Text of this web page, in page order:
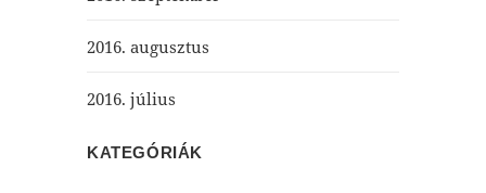
2016. augusztus
2016. július
KATEGÓRIÁK